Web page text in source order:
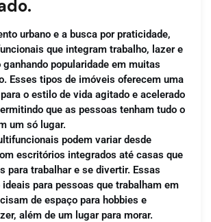
urbano e a busca por praticidade,
que integram trabalho, lazer e
ganhando popularidade em muitas
Esses tipos de imóveis oferecem uma
o estilo de vida agitado e acelerado
que as pessoas tenham tudo o
um só lugar.
podem variar desde
escritórios integrados até casas que
para trabalhar e se divertir. Essas
para pessoas que trabalham em
de espaço para hobbies e
além de um lugar para morar.